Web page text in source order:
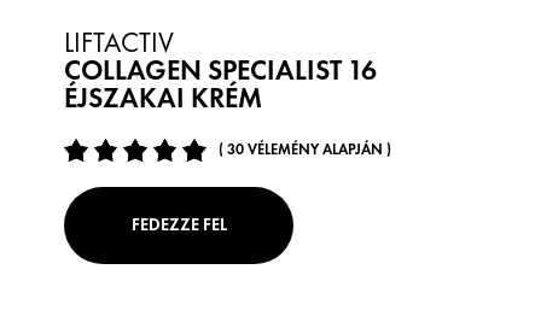
LIFTACTIV
COLLAGEN SPECIALIST 16
ÉJSZAKAI KRÉM
( 30 VÉLEMÉNY ALAPJÁN )
FEDEZZE FEL